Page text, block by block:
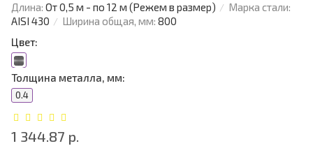
Длина: От 0,5 м - по 12 м (Режем в размер)
Марка стали:
AISI 430
Ширина общая, мм: 800
Цвет:
Толщина металла, мм:
0.4
1 344.87 р.